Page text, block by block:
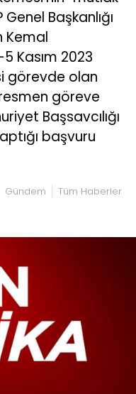
Başkanlığı
Kemal
Kasım 2023
görevde olan
göreve
Başsavcılığı
başvuru
Gündem Tüm Haberler